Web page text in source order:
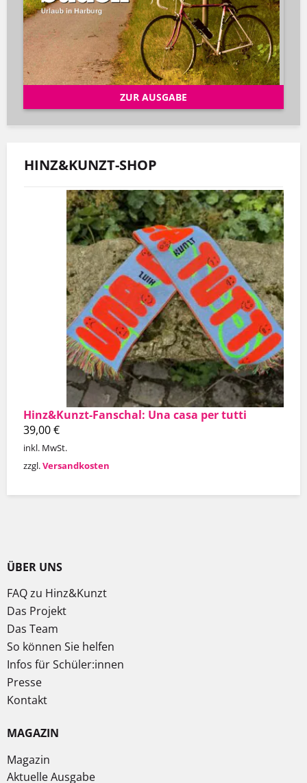
ZUR AUSGABE
HINZ&KUNZT-SHOP
Hinz&Kunzt-Fanschal: Una casa per tutti
39,00€
inkl. MwSt.
zzgl.Versandkosten
ÜBER UNS
FAQ zu Hinz&Kunzt
Das Projekt
Das Team
So können Sie helfen
Infos für Schüler:innen
Presse
Kontakt
MAGAZIN
Magazin
Aktuelle Ausgabe